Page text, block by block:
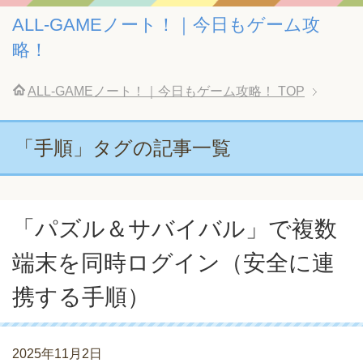
ALL-GAMEノート！｜今日もゲーム攻
略！
ALL-GAMEノート！｜今日もゲーム攻略！ TOP
「手順」タグの記事一覧
「パズル＆サバイバル」で複数
端末を同時ログイン（安全に連
携する手順）
2025年11月2日